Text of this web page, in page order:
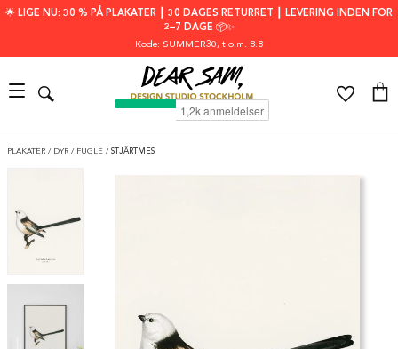
🌟 LIGE NU: 30 % PÅ PLAKATER ┃ 30 DAGES RETURRET ┃ LEVERING INDEN FOR
2–7 DAGE 📦✨
Kode: SUMMER30, t.o.m. 8.8
PLAKATER / DYR / FUGLE / STJÄRTMES